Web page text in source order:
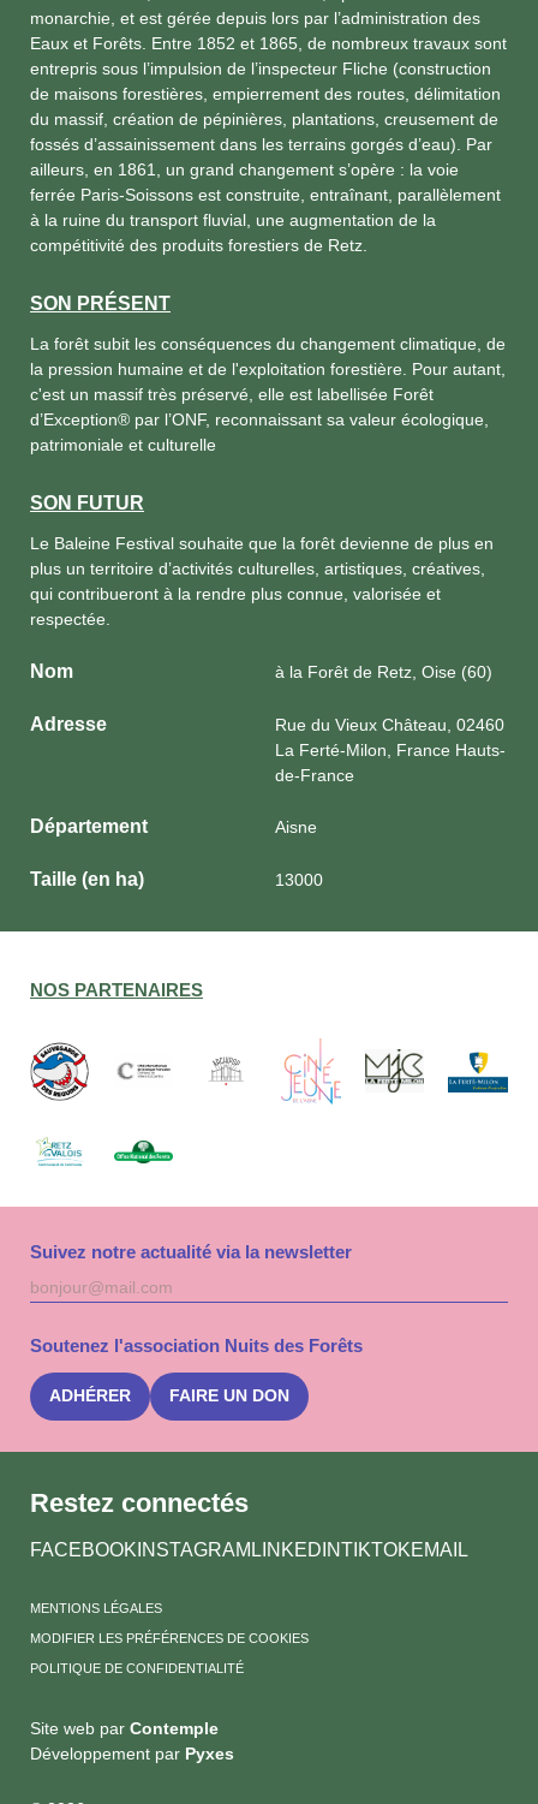
monarchie, et est gérée depuis lors par l’administration des
Eaux et Forêts. Entre 1852 et 1865, de nombreux travaux sont
entrepris sous l’impulsion de l’inspecteur Fliche (construction
de maisons forestières, empierrement des routes, délimitation
du massif, création de pépinières, plantations, creusement de
fossés d’assainissement dans les terrains gorgés d’eau). Par
ailleurs, en 1861, un grand changement s’opère : la voie
ferrée Paris-Soissons est construite, entraînant, parallèlement
à la ruine du transport fluvial, une augmentation de la
compétitivité des produits forestiers de Retz.
SON PRÉSENT
La forêt subit les conséquences du changement climatique, de
la pression humaine et de l'exploitation forestière. Pour autant,
c'est un massif très préservé, elle est labellisée Forêt
d’Exception® par l’ONF, reconnaissant sa valeur écologique,
patrimoniale et culturelle
SON FUTUR
Le Baleine Festival souhaite que la forêt devienne de plus en
plus un territoire d’activités culturelles, artistiques, créatives,
qui contribueront à la rendre plus connue, valorisée et
respectée.
Nom à la Forêt de Retz, Oise (60)
Adresse
Rue du Vieux Château, 02460
La Ferté-Milon, France Hauts-
de-France
Département Aisne
Taille (en ha) 13000
NOS PARTENAIRES
Suivez notre actualité via la newsletter
Adresse
mail
à
Soutenez l'association Nuits des Forêts
ADHÉRER FAIRE UN DON
Restez connectés
FACEBOOK INSTAGRAM LINKEDINTIKTOKEMAIL
MENTIONS LÉGALES
MODIFIER LES PRÉFÉRENCES DE COOKIES
POLITIQUE DE CONFIDENTIALITÉ
Site web par Contemple
Développement par Pyxes